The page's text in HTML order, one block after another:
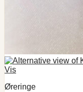
Vis
Øreringe